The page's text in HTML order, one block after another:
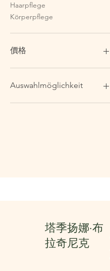
Haarpflege
Körperpflege
價格
€5
Auswahlmöglichkeit
BABASSU & LAVENDEL
ÄTHERISCHEM ROSENÖL
GESICHTSBÜRSTE
HAARWASSER
塔季扬娜·布
拉奇尼克